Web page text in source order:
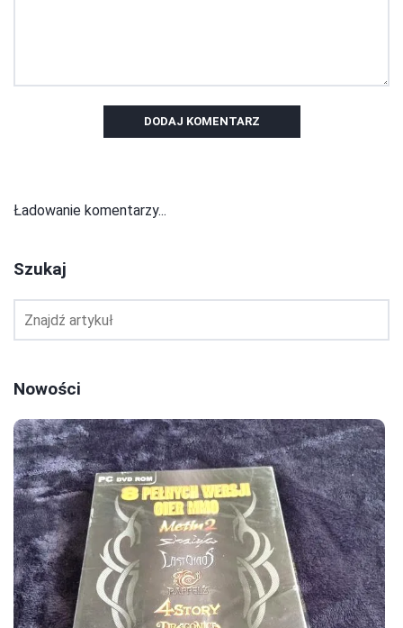
DODAJ KOMENTARZ
Ładowanie komentarzy...
Szukaj
Nowości